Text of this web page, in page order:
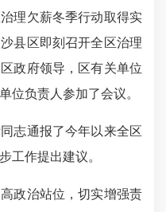
理欠薪冬季行动取得实
县区即刻召开全区治理
政府领导，区有关单位
位负责人参加了会议。
通报了今年以来全区
工作提出建议。
治站位，切实增强责